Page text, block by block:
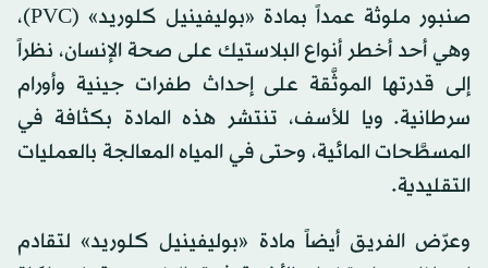
صنبور ملوثة عمداً بمادة «بوليفينيل كلوريد» (PVC)،
وهي أحد أخطر أنواع البلاستيك على صحة الإنسان، نظراً
إلى قدرتها الموثَّقة على إحداث طفرات جينية وأورام
سرطانية. ويا للأسف، تنتشر هذه المادة بكثافة في
المسطَّحات المائية، وحتى في المياه المعالجة بالعمليات
التقليدية.
وعرّض الفريق أيضاً مادة «بوليفينيل كلوريد» لتقادم